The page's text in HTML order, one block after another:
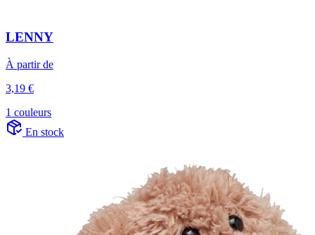
LENNY
À partir de
3,19 €
1 couleurs
En stock